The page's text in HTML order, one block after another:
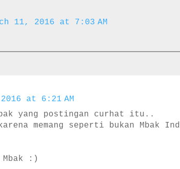
11, 2016 at 7:03 AM
at 6:21 AM
yang postingan curhat itu..
memang seperti bukan Mbak
:)